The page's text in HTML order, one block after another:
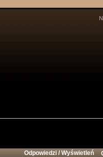
Odpowiedzi/Wyświetleń